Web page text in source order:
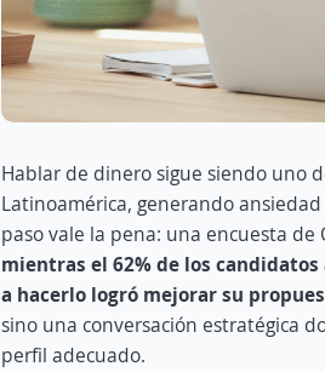
Hablar de dinero sigue siendo uno
Latinoamérica, generando
paso vale la pena: una encuesta
mientras el 62% de los
a hacerlo logró mejorar su
sino una conversación estratégica
perfil adecuado.